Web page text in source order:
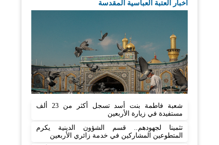
اخبار العتبة العباسية المقدسة
شعبة فاطمة بنت أسد تسجل أكثر من 23 ألف
مستفيدة في زيارة الأربعين
تثمينا لجهودهم.. قسم الشؤون الدينية يكرم
المتطوعين المشاركين في خدمة زائري الأربعين